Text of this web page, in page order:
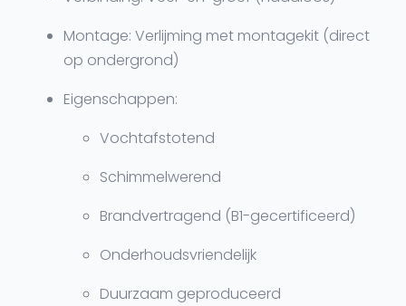
Montage: Verlijming met montagekit (direct
op ondergrond)
Eigenschappen:
Vochtafstotend
Schimmelwerend
Brandvertragend (B1-gecertificeerd)
Onderhoudsvriendelijk
Duurzaam geproduceerd